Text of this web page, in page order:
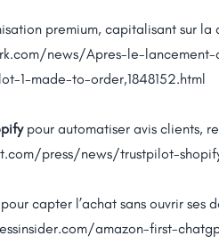
premium, capitalisant sur
news/Apres-le-
1-made-to-order,1848152.html
pour automatiser avis clients,
press/news/trustpilot-
capter l’achat sans ouvrir ses
amazon-first-